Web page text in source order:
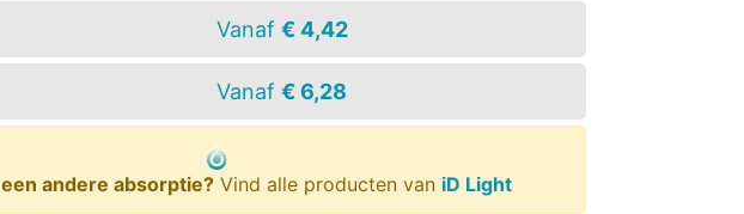
Vanaf€ 4,42
Vanaf€ 6,28
een andere absorptie?Vind alle producten van iD Light